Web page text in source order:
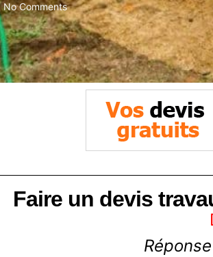
No Comments
Faire un devis